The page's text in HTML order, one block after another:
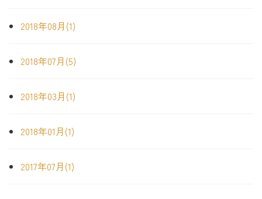
2018年08月(1)
2018年07月(5)
2018年03月(1)
2018年01月(1)
2017年07月(1)